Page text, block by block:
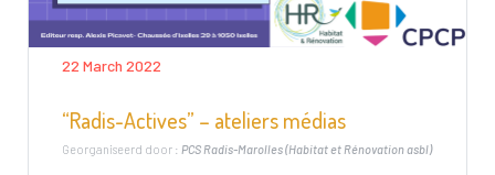
22 March 2022
“Radis-Actives” – ateliers médias
Georganiseerd door : PCS Radis-Marolles (Habitat et Rénovation asbl)